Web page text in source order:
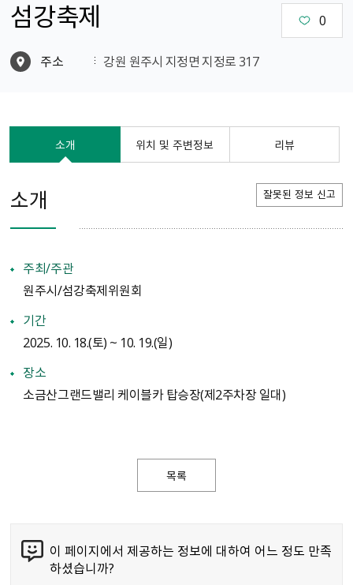
섬강축제 0
주소 강원 원주시 지정면 지정로 317
소개 위치 및 주변정보 리뷰
소개 잘못된 정보 신고
주최/주관
원주시/섬강축제위원회
기간
2025. 10. 18.(토) ~ 10. 19.(일)
장소
소금산그랜드밸리 케이블카 탑승장(제2주차장 일대)
목록
이 페이지에서 제공하는 정보에 대하여 어느 정도 만족
하셨습니까?